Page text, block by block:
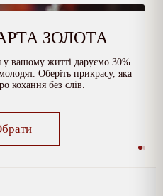
ЗОЛОТА
вашому житті даруємо 30%
Оберіть прикрасу, яка
кохання без слів.